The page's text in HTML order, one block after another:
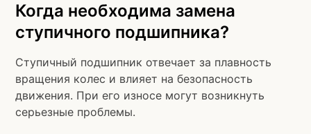
Когда необходима замена
ступичного подшипника?
Ступичный подшипник отвечает за плавность
вращения колес и влияет на безопасность
движения. При его износе могут возникнуть
серьезные проблемы.
Mail
Phone